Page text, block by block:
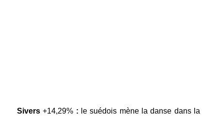
Sivers+14,29% : le suédois mène la danse dans la